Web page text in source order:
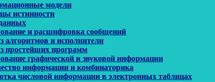
модели
таблицы истинности
и расшифровка сообщений
алгоритмов и исполнители
простейших программ
графической и звуковой информации
информации и комбинаторика
числовой информации в электронных таблицах